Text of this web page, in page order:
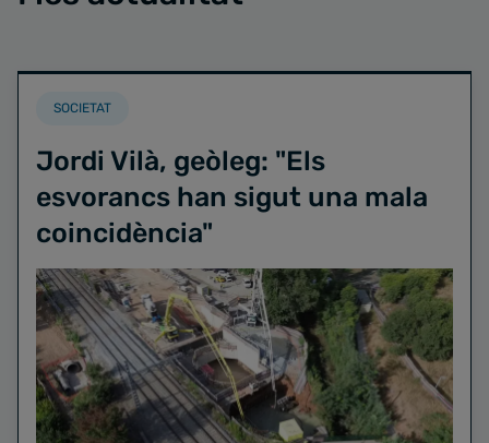
SOCIETAT
Jordi Vilà, geòleg: "Els
esvorancs han sigut una mala
coincidència"